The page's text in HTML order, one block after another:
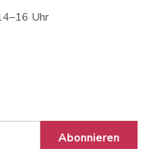
Uhr
Abonnieren